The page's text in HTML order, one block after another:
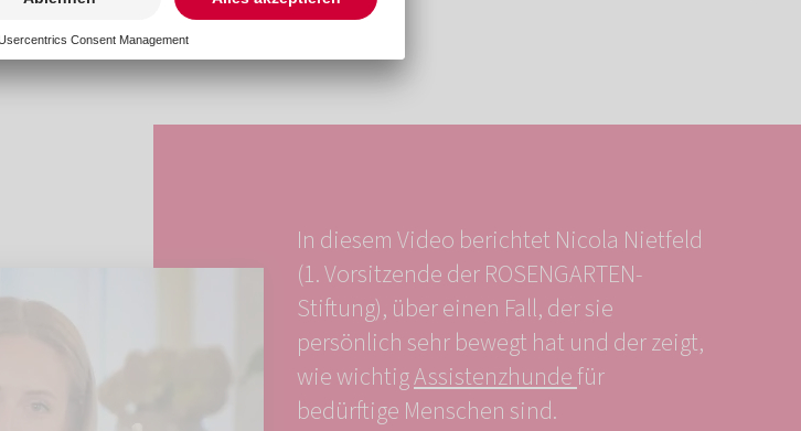
In diesem Video berichtet Nicola Nietfeld
(1. Vorsitzende der ROSENGARTEN-
Stiftung), über einen Fall, der sie
persönlich sehr bewegt hat und der zeigt,
wie wichtigAssistenzhundefür
bedürftige Menschen sind.